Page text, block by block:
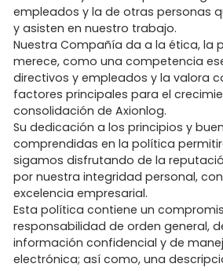
empleados y la de otras personas
y asisten en nuestro trabajo.
Nuestra Compañía da a la ética, la
merece, como una competencia
directivos y empleados y la valora
factores principales para el
consolidación de Axionlog.
Su dedicación a los principios y
comprendidas en la política
sigamos disfrutando de la
por nuestra integridad personal,
excelencia empresarial.
Esta política contiene un
responsabilidad de orden general,
información confidencial y de
electrónica; así como, una